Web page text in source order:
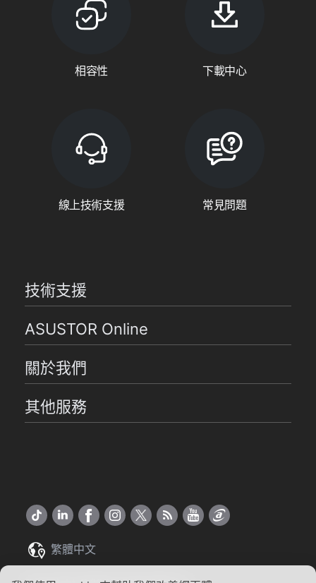
相容性 下載中心
線上技術支援 常見問題
技術支援
ASUSTOR Online
關於我們
其他服務
繁體中文